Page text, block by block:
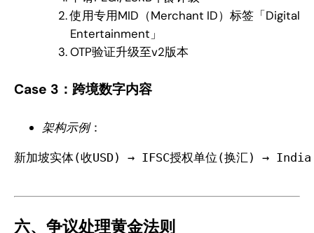
使用专用MID（Merchant ID）标签「Digital
Entertainment」
OTP验证升级至v2版本
Case 3：跨境数字内容
架构示例：
新加坡实体(收USD) → IFSC授权单位(换汇) →
六、争议处理黄金法则